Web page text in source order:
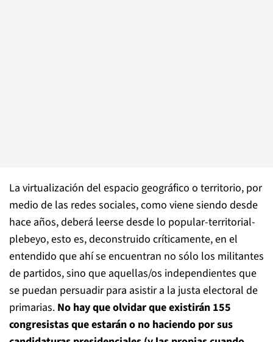
La virtualización del espacio geográfico o territorio, por
medio de las redes sociales, como viene siendo desde
hace años, deberá leerse desde lo popular-territorial-
plebeyo, esto es, deconstruido críticamente, en el
entendido que ahí se encuentran no sólo los militantes
de partidos, sino que aquellas/os independientes que
se puedan persuadir para asistir a la justa electoral de
primarias. No hay que olvidar que existirán 155
congresistas que estarán o no haciendo por sus